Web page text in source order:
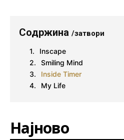
Содржина /затвори
Inscape
Smiling Mind
Inside Timer
My Life
Најново